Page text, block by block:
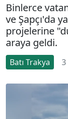
Binlerce
ve Şapçı'da
projelerine
araya geldi.
Batı Trakya 3